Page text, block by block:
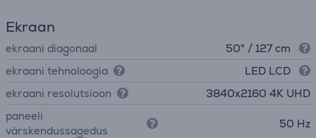
Ekraan
ekraani diagonaal
50" / 127 cm
ekraani tehnoloogia
LED LCD
ekraani resolutsioon
3840х2160 4K UHD
paneeli
värskendussagedus
50 Hz